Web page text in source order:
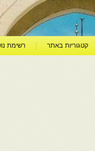
קטגוריות באתר רשימת